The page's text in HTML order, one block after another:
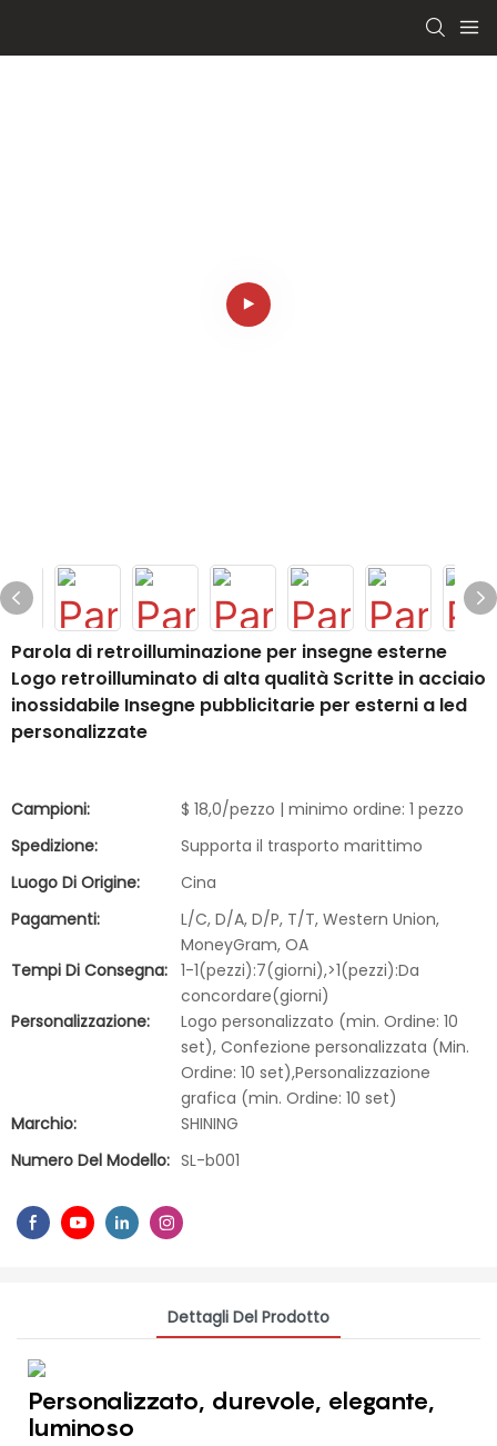
Parola di retroilluminazione per insegne esterne
Logo retroilluminato di alta qualità Scritte in acciaio
inossidabile Insegne pubblicitarie per esterni a led
personalizzate
Campioni:
$ 18,0/pezzo | minimo ordine: 1 pezzo
Spedizione:
Supporta il trasporto marittimo
Luogo Di Origine:
Cina
Pagamenti:
L/C, D/A, D/P, T/T, Western Union,
MoneyGram, OA
Tempi Di Consegna: 1-1(pezzi):7(giorni),>1(pezzi):Da
concordare(giorni)
Personalizzazione:
Logo personalizzato (min. Ordine: 10
set), Confezione personalizzata (Min.
Ordine: 10 set),Personalizzazione
grafica (min. Ordine: 10 set)
Marchio:
SHINING
Numero Del Modello: SL-b001
Dettagli Del Prodotto
Personalizzato, durevole, elegante,
luminoso